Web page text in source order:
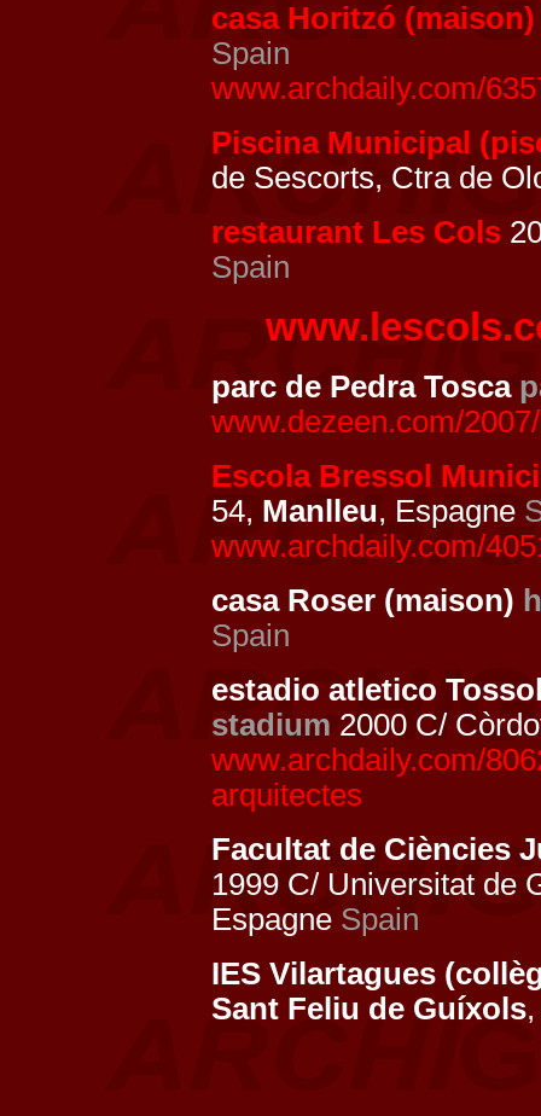
casa Horitzó (maison)
Spain
www.archdaily.com/
Piscina Municipal
de Sescorts, Ctra de
restaurant Les Cols
Spain
parc de Pedra Tosca
www.dezeen.com/
Escola Bressol
54, Manlleu, Espagne
www.archdaily.com/
casa Roser (maison)
Spain
estadio atletico
stadium 2000 C/
www.archdaily.com/
arquitectes
Facultat de Ciències
1999 C/ Universitat de
Espagne Spain
IES Vilartagues
Sant Feliu de Guíxols